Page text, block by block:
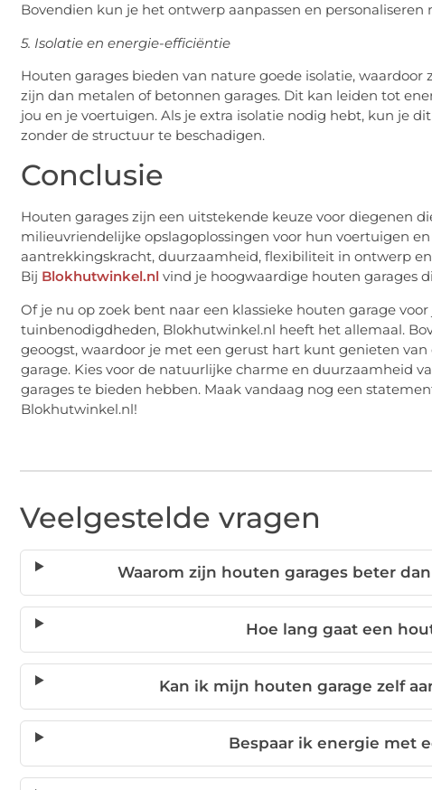
Bovendien kun je het ontwerp aanpassen en
5. Isolatie en energie-efficiëntie
Houten garages bieden van nature goede isolatie,
zijn dan metalen of betonnen garages. Dit kan leiden tot
jou en je voertuigen. Als je extra isolatie nodig hebt, kun je
zonder de structuur te beschadigen.
Conclusie
Houten garages zijn een uitstekende keuze voor diegenen
milieuvriendelijke opslagoplossingen voor hun voertuigen
aantrekkingskracht, duurzaamheid, flexibiliteit in ontwerp
Bij Blokhutwinkel.nl vind je hoogwaardige houten garages
Of je nu op zoek bent naar een klassieke houten garage
tuinbenodigdheden, Blokhutwinkel.nl heeft het allemaal.
geoogst, waardoor je met een gerust hart kunt genieten
garage. Kies voor de natuurlijke charme en duurzaamheid
garages te bieden hebben. Maak vandaag nog een
Blokhutwinkel.nl!
Veelgestelde vragen
Waarom zijn houten garages beter
Hoe lang gaat een
Kan ik mijn houten garage zelf
Bespaar ik energie met